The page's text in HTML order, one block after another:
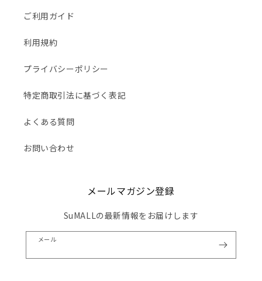
ご利用ガイド
利用規約
プライバシーポリシー
特定商取引法に基づく表記
よくある質問
お問い合わせ
メールマガジン登録
SuMALLの最新情報をお届けします
メール